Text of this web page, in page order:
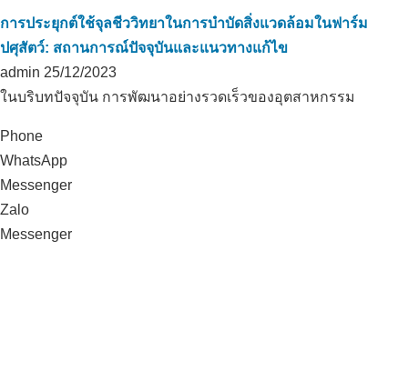
การประยุกต์ใช้จุลชีววิทยาในการบำบัดสิ่งแวดล้อมในฟาร์ม
ปศุสัตว์: สถานการณ์ปัจจุบันและแนวทางแก้ไข
admin 25/12/2023
ในบริบทปัจจุบัน การพัฒนาอย่างรวดเร็วของอุตสาหกรรม
Phone
WhatsApp
Messenger
Zalo
Messenger